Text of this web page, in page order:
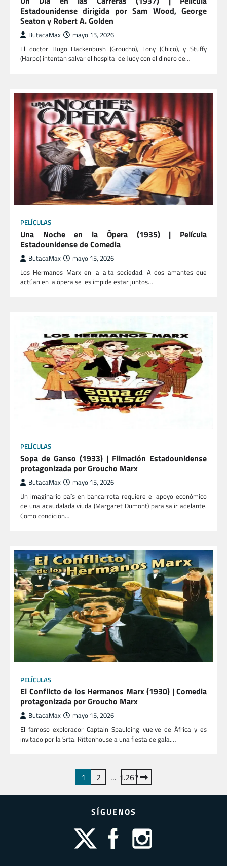
Estadounidense dirigida por Sam Wood, George
Seaton y Robert A. Golden
ButacaMax mayo 15, 2026
El doctor Hugo Hackenbush (Groucho), Tony (Chico), y Stuffy
(Harpo) intentan salvar el hospital de Judy con el dinero de…
PELÍCULAS
Una Noche en la Ópera (1935) | Película
Estadounidense de Comedia
ButacaMax mayo 15, 2026
Los Hermanos Marx en la alta sociedad. A dos amantes que
actúan en la ópera se les impide estar juntos…
PELÍCULAS
Sopa de Ganso (1933) | Filmación Estadounidense
protagonizada por Groucho Marx
ButacaMax mayo 15, 2026
Un imaginario país en bancarrota requiere el apoyo económico
de una acaudalada viuda (Margaret Dumont) para salir adelante.
Como condición…
PELÍCULAS
El Conflicto de los Hermanos Marx (1930) | Comedia
protagonizada por Groucho Marx
ButacaMax mayo 15, 2026
El famoso explorador Captain Spaulding vuelve de África y es
invitado por la Srta. Rittenhouse a una fiesta de gala.…
de
1 2 … 1.267
SÍGUENOS